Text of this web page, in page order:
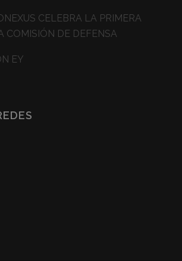
CELEBRA LA PRIMERA
COMISIÓN DE DEFENSA
EY